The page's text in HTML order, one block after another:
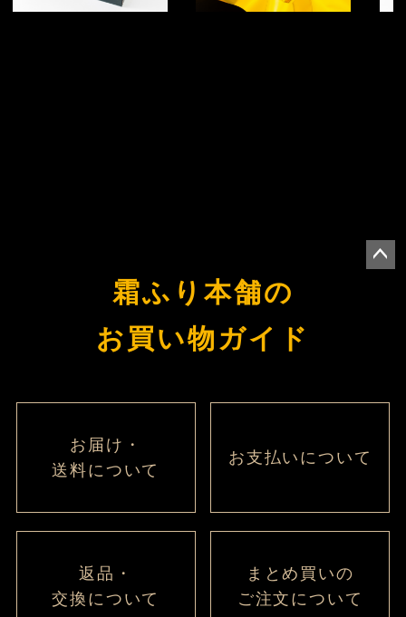
霜ふり本舗の
お買い物ガイド
お届け・
送料について
お支払いについて
返品・
交換について
まとめ買いの
ご注文について